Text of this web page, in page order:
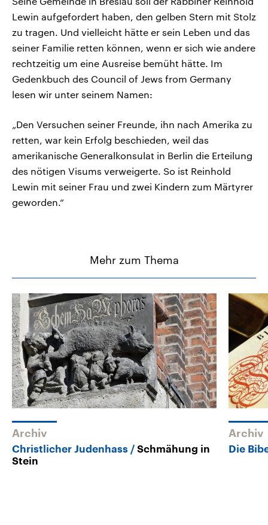
Lewin aufgefordert haben, den gelben Stern mit Stolz
zu tragen. Und vielleicht hätte er sein Leben und das
seiner Familie retten können, wenn er sich wie andere
rechtzeitig um eine Ausreise bemüht hätte. Im
Gedenkbuch des Council of Jews from Germany
lesen wir unter seinem Namen:
„Den Versuchen seiner Freunde, ihn nach Amerika zu
retten, war kein Erfolg beschieden, weil das
amerikanische Generalkonsulat in Berlin die Erteilung
des nötigen Visums verweigerte. So ist Reinhold
Lewin mit seiner Frau und zwei Kindern zum Märtyrer
geworden.“
Mehr zum Thema
Archiv
Christlicher Judenhass
Schmähung in
Stein
Archiv
Die